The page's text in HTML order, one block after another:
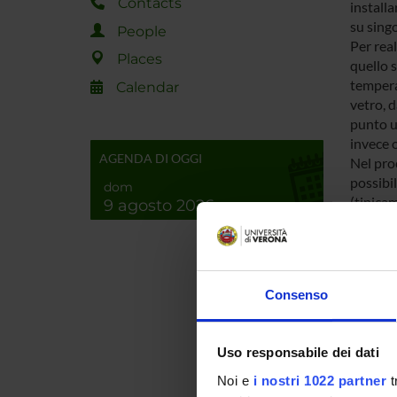
Consenso
Uso responsabile dei dati
Noi e i nostri 1022 partner
People
Places
Calendar
AGENDA DI OGGI
dom
9 agosto 2026
su
Per
quello
vetro,
punto
invece
Nel
strati
taglio
I tagli
oramai